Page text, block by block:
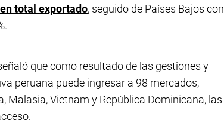
total exportado, seguido de Países Bajos con
que como resultado de las gestiones y
peruana puede ingresar a 98 mercados,
Malasia, Vietnam y República Dominicana, las